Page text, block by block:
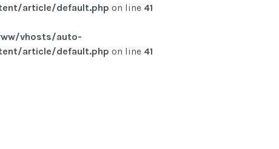
article/default.php on line 41
vhosts/auto-
article/default.php on line 41